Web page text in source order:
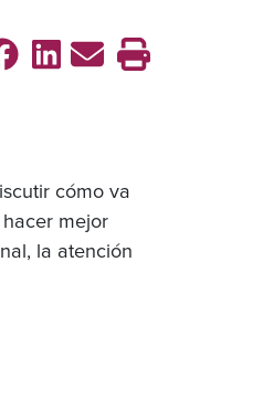
Share on
Share on
SendPrint
cómo va
mejor
la atención